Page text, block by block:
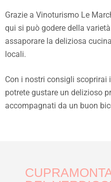
Grazie a Vinoturismo Le
qui si può godere della
assaporare la deliziosa
locali.
Con i nostri consigli
potrete gustare un delizioso
accompagnati da un buon